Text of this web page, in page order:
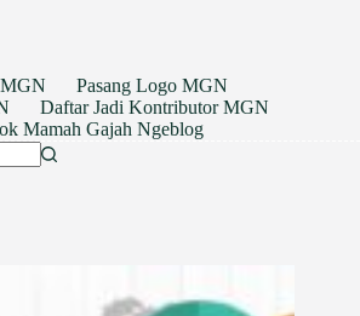
Pasang Logo MGN
Daftar Jadi Kontributor MGN
Mamah Gajah Ngeblog